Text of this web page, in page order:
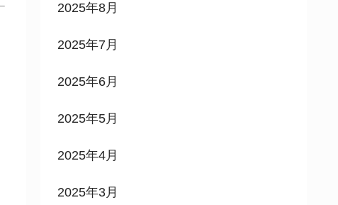
2025年8月
2025年7月
2025年6月
2025年5月
2025年4月
2025年3月